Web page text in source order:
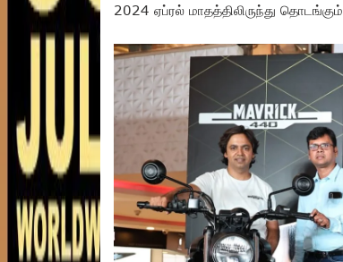
2024 ஏப்ரல் மாதத்திலிருந்து தொடங்கும்.